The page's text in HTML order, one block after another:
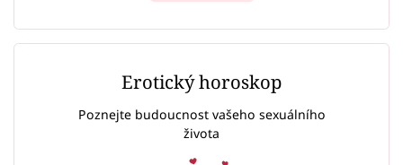
Erotický horoskop
Poznejte budoucnost vašeho sexuálního
života